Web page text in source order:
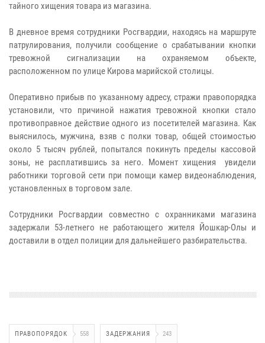
тайного хищения товара из магазина.
В дневное время сотрудники Росгвардии, находясь на маршруте
патрулирования, получили сообщение о срабатывании кнопки
тревожной сигнализации на охраняемом объекте,
расположенном по улице Кирова марийской столицы.
Оперативно прибыв по указанному адресу, стражи правопорядка
установили, что причиной нажатия тревожной кнопки стало
противоправное действие одного из посетителей магазина. Как
выяснилось, мужчина, взяв с полки товар, общей стоимостью
около 5 тысяч рублей, попытался покинуть пределы кассовой
зоны, не расплатившись за него. Момент хищения увидели
работники торговой сети при помощи камер видеонаблюдения,
установленных в торговом зале.
Сотрудники Росгвардии совместно с охранниками магазина
задержали 53-летнего не работающего жителя Йошкар-Олы и
доставили в отдел полиции для дальнейшего разбирательства.
ПРАВОПОРЯДОК 558 ЗАДЕРЖАНИЯ 243